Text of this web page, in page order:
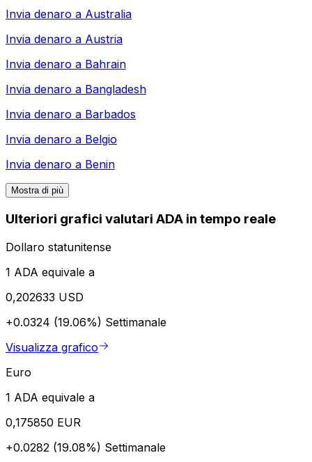
Invia denaro a Australia
Invia denaro a Austria
Invia denaro a Bahrain
Invia denaro a Bangladesh
Invia denaro a Barbados
Invia denaro a Belgio
Invia denaro a Benin
Mostra di più
Ulteriori grafici valutari ADA in tempo reale
Dollaro statunitense
1 ADA equivale a
0,202633 USD
+0.0324 (19.06%) Settimanale
Visualizza grafico
Euro
1 ADA equivale a
0,175850 EUR
+0.0282 (19.08%) Settimanale